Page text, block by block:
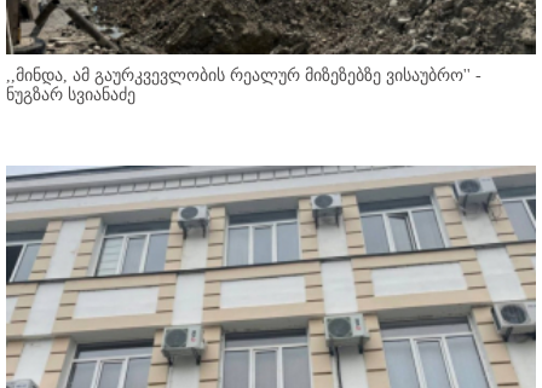
,,მინდა, ამ გაურკვევლობის რეალურ მიზეზებზე ვისაუბრო'' -
ნუგზარ სვიანაძე